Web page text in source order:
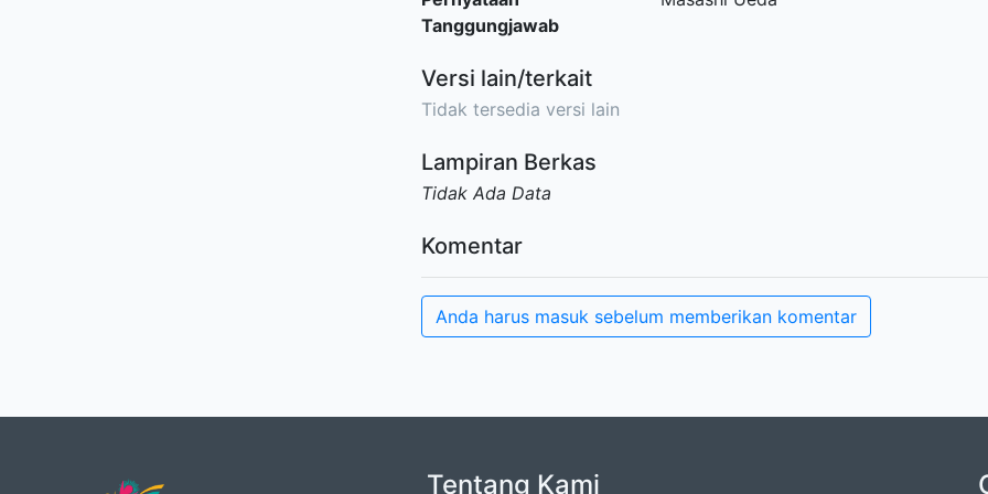
Tanggungjawab
Versi lain/terkait
Tidak tersedia versi lain
Lampiran Berkas
Tidak Ada Data
Komentar
Anda harus masuk sebelum memberikan komentar
Tentang Kami